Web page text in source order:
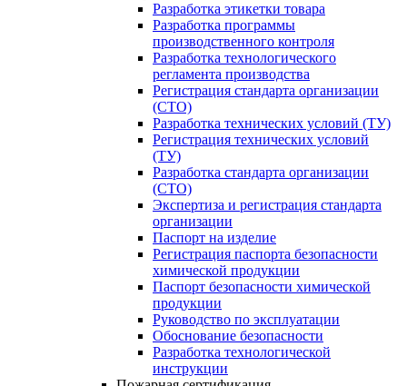
Разработка этикетки товара
Разработка программы
производственного контроля
Разработка технологического
регламента производства
Регистрация стандарта организации
(СТО)
Разработка технических условий (ТУ)
Регистрация технических условий
(ТУ)
Разработка стандарта организации
(СТО)
Экспертиза и регистрация стандарта
организации
Паспорт на изделие
Регистрация паспорта безопасности
химической продукции
Паспорт безопасности химической
продукции
Руководство по эксплуатации
Обоснование безопасности
Разработка технологической
инструкции